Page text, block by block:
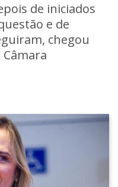
de iniciados
e de
chegou